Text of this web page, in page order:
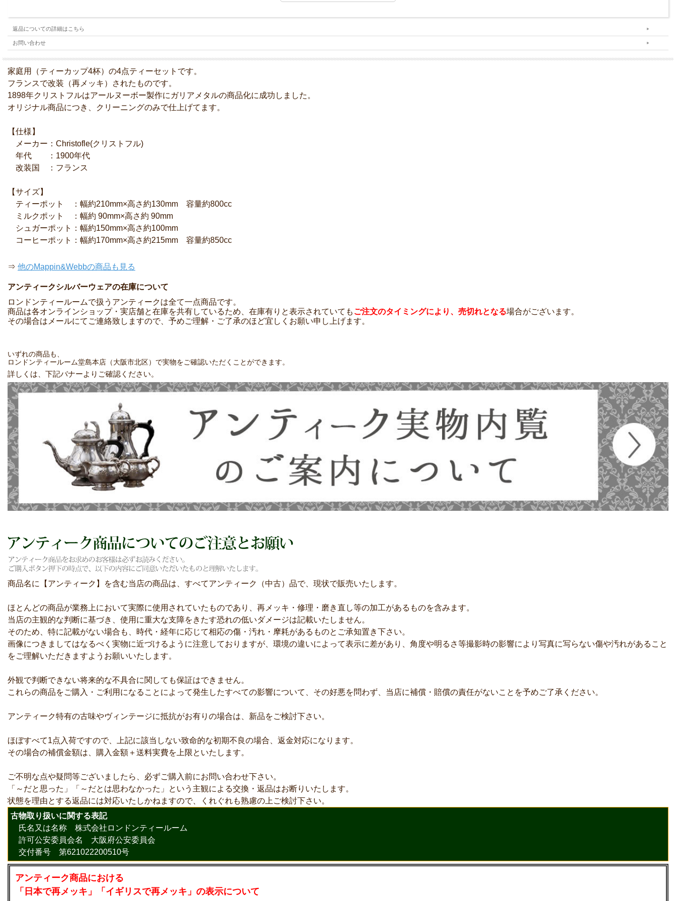
返品についての詳細はこちら
お問い合わせ
家庭用（ティーカップ4杯）の4点ティーセットです。
フランスで改装（再メッキ）されたものです。
1898年クリストフルはアールヌーボー製作にガリアメタルの商品化に成功しました。
オリジナル商品につき、クリーニングのみで仕上げてます。
【仕様】
メーカー：Christofle(クリストフル)
年代 ：1900年代
改装国 ：フランス
【サイズ】
ティーポット ：幅約210mm×高さ約130mm 容量約800cc
ミルクポット ：幅約 90mm×高さ約 90mm
シュガーポット：幅約150mm×高さ約100mm
コーヒーポット：幅約170mm×高さ約215mm 容量約850cc
⇒ 他のMappin&Webbの商品も見る
アンティークシルバーウェアの在庫について
ロンドンティールームで扱うアンティークは全て一点商品です。
商品は各オンラインショップ・実店舗と在庫を共有しているため、在庫有りと表示されていてもご注文のタイミングにより、売切れとなる場合がございます。
その場合はメールにてご連絡致しますので、予めご理解・ご了承のほど宜しくお願い申し上げます。
いずれの商品も、
ロンドンティールーム堂島本店（大阪市北区）で実物をご確認いただくことができます。
詳しくは、下記バナーよりご確認ください。
商品名に【アンティーク】を含む当店の商品は、すべてアンティーク（中古）品で、現状で販売いたします。
ほとんどの商品が業務上において実際に使用されていたものであり、再メッキ・修理・磨き直し等の加工があるものを含みます。
当店の主観的な判断に基づき、使用に重大な支障をきたす恐れの低いダメージは記載いたしません。
そのため、特に記載がない場合も、時代・経年に応じて相応の傷・汚れ・摩耗があるものとご承知置き下さい。
画像につきましてはなるべく実物に近づけるように注意しておりますが、環境の違いによって表示に差があり、角度や明るさ等撮影時の影響により写真に写らない傷や汚れがあること
をご理解いただきますようお願いいたします。
外観で判断できない将来的な不具合に関しても保証はできません。
これらの商品をご購入・ご利用になることによって発生したすべての影響について、その好悪を問わず、当店に補償・賠償の責任がないことを予めご了承ください。
アンティーク特有の古味やヴィンテージに抵抗がお有りの場合は、新品をご検討下さい。
ほぼすべて1点入荷ですので、上記に該当しない致命的な初期不良の場合、返金対応になります。
その場合の補償金額は、購入金額＋送料実費を上限といたします。
ご不明な点や疑問等ございましたら、必ずご購入前にお問い合わせ下さい。
「～だと思った」「～だとは思わなかった」という主観による交換・返品はお断りいたします。
状態を理由とする返品には対応いたしかねますので、くれぐれも熟慮の上ご検討下さい。
古物取り扱いに関する表記
氏名又は名称 株式会社ロンドンティールーム
許可公安委員会名 大阪府公安委員会
交付番号 第621022200510号
アンティーク商品における
「日本で再メッキ」「イギリスで再メッキ」の表示について